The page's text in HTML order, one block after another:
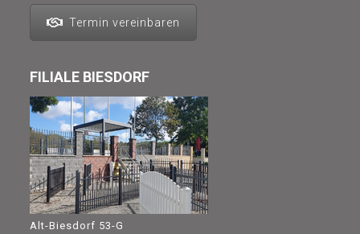
Termin vereinbaren
FILIALE BIESDORF
Alt-Biesdorf 53-G